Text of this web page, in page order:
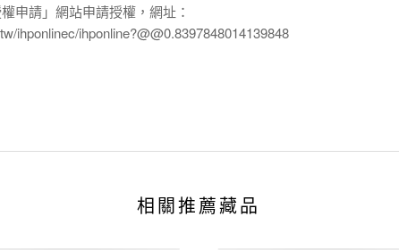
申請」網站申請授權，網址：
ihponlinec/ihponline?@@0.8397848014139848
相關推薦藏品